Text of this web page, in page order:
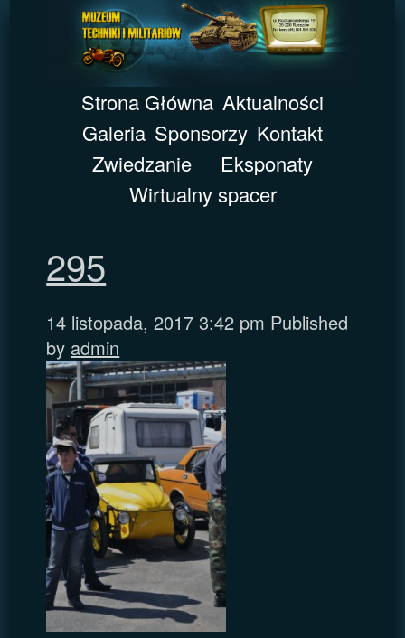
Strona Główna Aktualności
Galeria Sponsorzy Kontakt
Zwiedzanie
Eksponaty
Wirtualny spacer
295
14 listopada, 2017 3:42 pm Published
by admin